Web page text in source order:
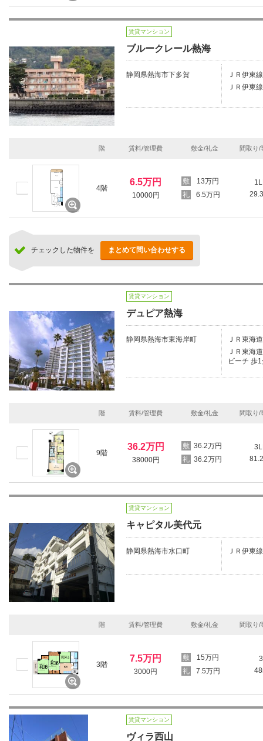
賃貸マンション
ブルークレール熱海
静岡県熱海市下多賀
ＪＲ伊東
ＪＲ伊東
階 賃料/管理費 敷金/礼金 間取り/
4階
6.5万円
10000円
13万円
6.5万円
チェックした物件を まとめて問い合わせする
賃貸マンション
デュピア熱海
静岡県熱海市東海岸町
ＪＲ東海
ＪＲ東海
ビーチ 歩
階 賃料/管理費 敷金/礼金 間取り/
9階
36.2万円
38000円
36.2万円
36.2万円
賃貸マンション
キャピタル美代元
静岡県熱海市水口町 ＪＲ伊東
階 賃料/管理費 敷金/礼金 間取り/
3階
7.5万円
3000円
15万円
7.5万円
賃貸マンション
ヴィラ西山